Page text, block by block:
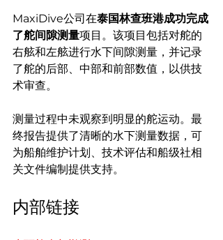
MaxiDive公司在泰国林查班港成功完成
了舵间隙测量项目。该项目包括对舵的
右舷和左舷进行水下间隙测量，并记录
了舵的后部、中部和前部数值，以供技
术审查。
测量过程中未观察到明显的舵运动。最
终报告提供了清晰的水下测量数据，可
为船舶维护计划、技术评估和船级社相
关文件编制提供支持。
内部链接